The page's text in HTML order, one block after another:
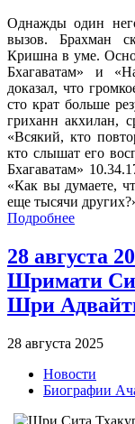
Однажды один
вызов. Брахман
Кришна в уме.
Бхагаватам» и
доказал, что
сто крат больше
гриханн акхилан,
«Всякий, кто
кто слышат его
Бхагаватам»
«Как вы думаете,
еще тысячи
Подробнее
28 августа
Шримати
Шри
28 августа 2025
Новости
Биографии